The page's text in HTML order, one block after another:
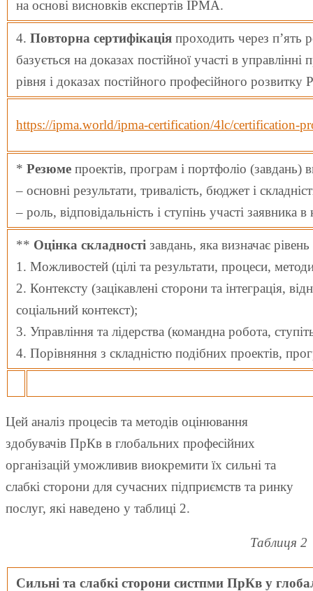
на основі висновків експертів IPMA.
4. Повторна сертифікація проходить через п’ять
базується на доказах постійної участі в
рівня і доказах постійного професійного розвитку
https://ipma.world/ipma-certification/4lc/certification-
* Резюме проектів, програм і портфоліо (завдань)
– основні результати, тривалість, бюджет і
– роль, відповідальність і ступінь участі
** Оцінка складності завдань, яка визначає
1. Можливостей (цілі та результати, процеси,
2. Контексту (зацікавлені сторони та інтеграція,
соціальний контекст);
3. Управління та лідерства (командна робота,
4. Порівняння з складністю подібних проектів,
Цей аналіз процесів та методів оцінювання
здобувачів ПрКв в глобальних професійних
організацій уможливив виокремити їх сильні та
слабкі сторони для сучасних підприємств та ринку
послуг, які наведено у таблиці 2.
Таблиця 2
Сильні та слабкі сторони систпми ПрКв у